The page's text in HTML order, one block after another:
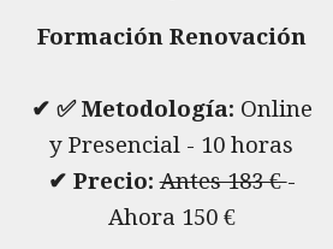
Formación Renovación
✔ ✅ Metodología: Online
y Presencial - 10 horas
✔ Precio: Antes 183 €-
Ahora 150 €